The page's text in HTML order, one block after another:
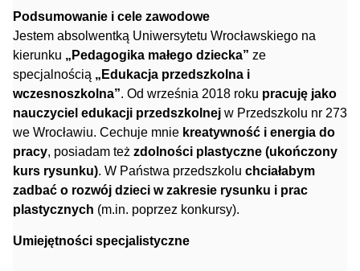
Podsumowanie i cele zawodowe
Jestem absolwentką Uniwersytetu Wrocławskiego na
kierunku „Pedagogika małego dziecka” ze
specjalnością „Edukacja przedszkolna i
wczesnoszkolna”. Od września 2018 roku pracuję jako
nauczyciel edukacji przedszkolnej w Przedszkolu nr 273
we Wrocławiu. Cechuje mnie kreatywność i energia do
pracy, posiadam też zdolności plastyczne (ukończony
kurs rysunku). W Państwa przedszkolu chciałabym
zadbać o rozwój dzieci w zakresie rysunku i prac
plastycznych (m.in. poprzez konkursy).
Umiejętności specjalistyczne